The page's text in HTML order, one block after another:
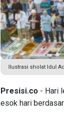
Ilustrasi sholat Idul
Presisi.co - Hari
esok hari